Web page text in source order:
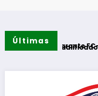
Últimas
requalificados
Amarante FC- 2-1 FINAL